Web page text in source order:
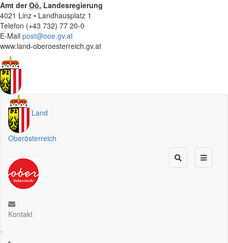
Amt derOö. Landesregierung
4021 Linz • Landhausplatz 1
Telefon (+43 732) 77 20-0
E-Mail post@ooe.gv.at
www.land-oberoesterreich.gv.at
Land
Oberösterreich
Kontakt
.